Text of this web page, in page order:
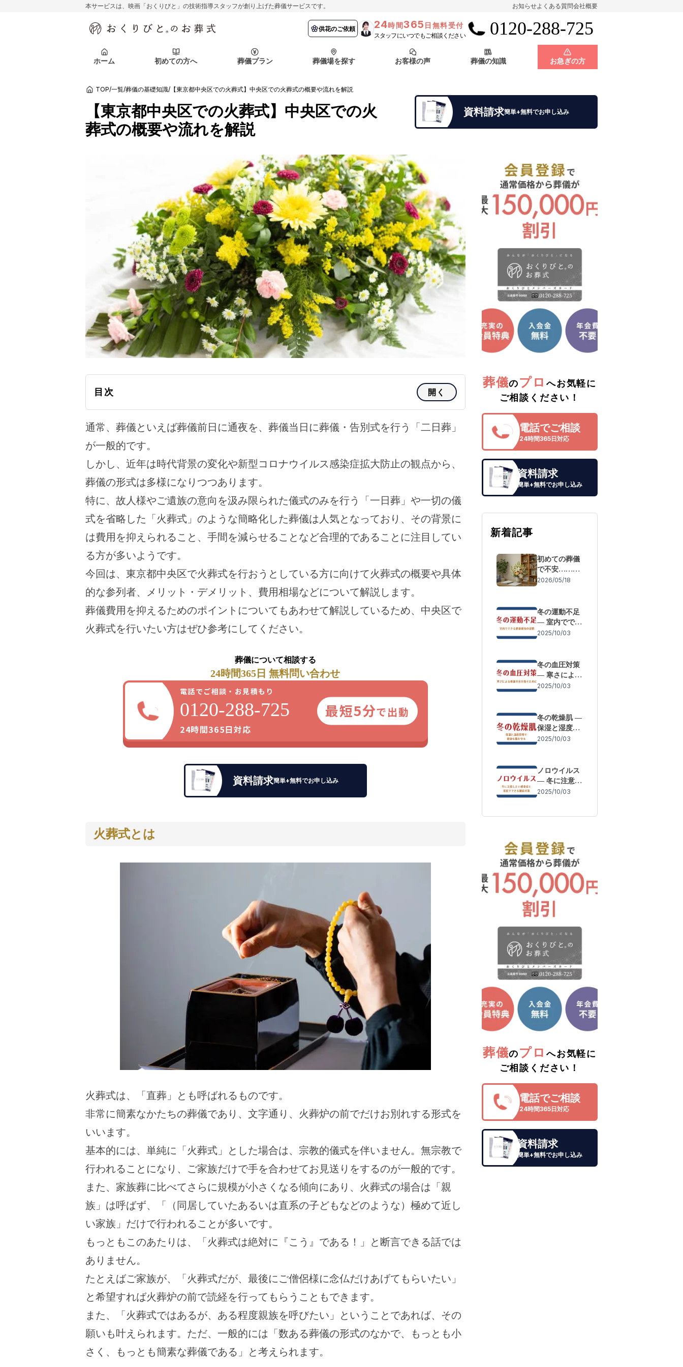
本サービスは、映画「おくりびと」の技術指導スタッフが創り上げた葬儀サービスです。 お知らせよくある質問会社概要
供花のご依頼 24時間365 日無料受付
スタッフにいつでもご相談ください 0120-288-725
ホーム 初めての方へ
葬儀の流れ 会員制度
アフターサポート
採用情報 会社概要
葬儀プラン 葬儀場を探す
千葉県 神奈川県
北海道エリア 札幌市
お客様の声
よくある質問
葬儀の知識 お急ぎの方
初めての方へ 初めての方へ 納棺の儀とは？ 葬儀の流れ 会員制度
会社を知る スタッフ一覧 採用情報
関東エリア 東京都 埼玉県 千葉県 神奈川県
北海道エリア 札幌市
お客様の声 ご葬儀事例 お客様の声 よくある質問
葬儀の知識 葬儀の知識 供花のご依頼
TOP/一覧/葬儀の基礎知識/ 【東京都中央区での火葬式】中央区での火葬式の概要や流れを解説
【東京都中央区での火葬式】中央区での火
葬式の概要や流れを解説
資料請求簡単+無料でお申し込み
目次 開く
通常、葬儀といえば葬儀前日に通夜を、葬儀当日に葬儀・告別式を行う「二日葬」
が一般的です。
しかし、近年は時代背景の変化や新型コロナウイルス感染症拡大防止の観点から、
葬儀の形式は多様になりつつあります。
特に、故人様やご遺族の意向を汲み限られた儀式のみを行う「一日葬」や一切の儀
式を省略した「火葬式」のような簡略化した葬儀は人気となっており、その背景に
は費用を抑えられること、手間を減らせることなど合理的であることに注目してい
る方が多いようです。
今回は、東京都中央区で火葬式を行おうとしている方に向けて火葬式の概要や具体
的な参列者、メリット・デメリット、費用相場などについて解説します。
葬儀費用を抑えるためのポイントについてもあわせて解説しているため、中央区で
火葬式を行いたい方はぜひ参考にしてください。
葬儀について相談する
24時間365日 無料問い合わせ
電話でご相談・お見積もり
0120-288-725
24時間365日対応
最短5分で出動
資料請求簡単+無料でお申し込み
火葬式とは
火葬式は、「直葬」とも呼ばれるものです。
非常に簡素なかたちの葬儀であり、文字通り、火葬炉の前でだけお別れする形式を
いいます。
基本的には、単純に「火葬式」とした場合は、宗教的儀式を伴いません。無宗教で
行われることになり、ご家族だけで手を合わせてお見送りをするのが一般的です。
また、家族葬に比べてさらに規模が小さくなる傾向にあり、火葬式の場合は「親
族」は呼ばず、「（同居していたあるいは直系の子どもなどのような）極めて近し
い家族」だけで行われることが多いです。
もっともこのあたりは、「火葬式は絶対に『こう』である！」と断言できる話では
ありません。
たとえばご家族が、「火葬式だが、最後にご僧侶様に念仏だけあげてもらいたい」
と希望すれば火葬炉の前で読経を行ってもらうこともできます。
また、「火葬式ではあるが、ある程度親族を呼びたい」ということであれば、その
願いも叶えられます。ただ、一般的には「数ある葬儀の形式のなかで、もっとも小
さく、もっとも簡素な葬儀である」と考えられます。
葬儀のプロ へお気軽に
ご相談ください！
電話でご相談
24時間365日対応
資料請求
簡単+無料でお申し込み
新着記事
初めての葬儀
で不安……も
しもの際の流
前準備」
2026/05/18
冬の運動不足
― 室内ででき
る健康維持の
2025/10/03
冬の血圧対策
― 寒さによる
体調変化を防
2025/10/03
冬の乾燥肌 ―
保湿と湿度管
理で健康な肌
2025/10/03
ノロウイルス
― 冬に注意し
たい感染症と
2025/10/03
葬儀のプロ へお気軽に
ご相談ください！
電話でご相談
24時間365日対応
資料請求
簡単+無料でお申し込み